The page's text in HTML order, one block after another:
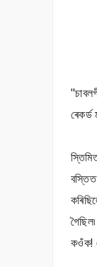
কওঁক!